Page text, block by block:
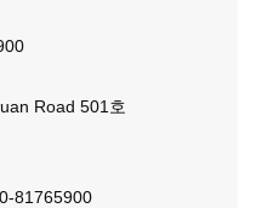
Road 501호
81765900